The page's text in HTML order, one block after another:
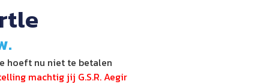
hoeft nu niet te betalen
machtig jij G.S.R. Aegir